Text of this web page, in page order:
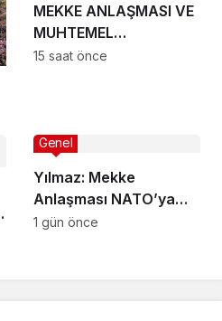
MEKKE ANLAŞMASI VE
MUHTEMEL
SONUÇLARI
15 saat önce
Yılmaz: Mekke
Anlaşması NATO’ya
veya herhangi bir
Genel
1 gün önce